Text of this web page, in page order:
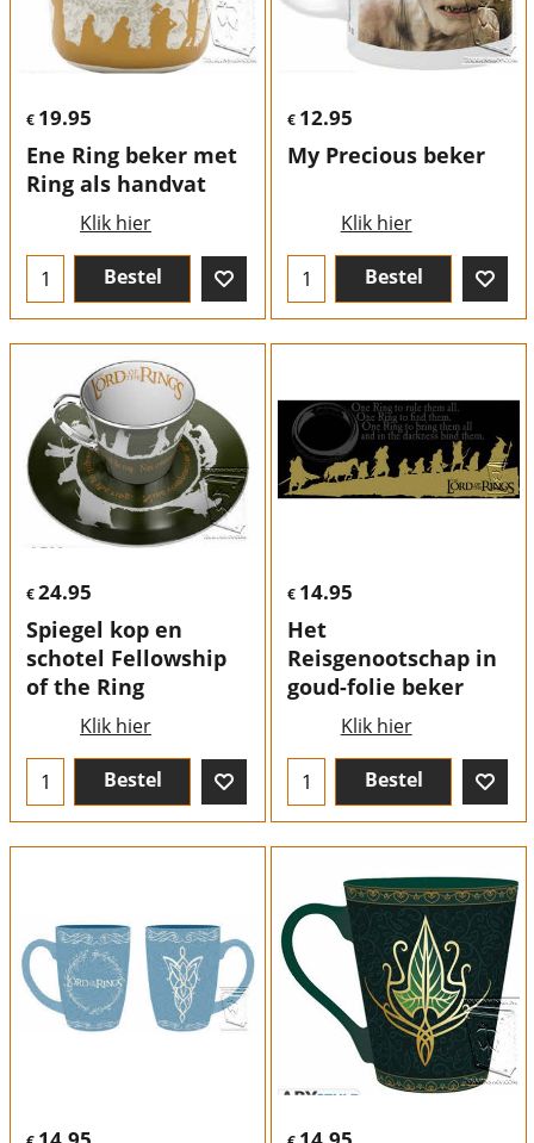
€ 19.95
Ene Ring beker met
Ring als handvat
Klik hier
Bestel
€ 12.95
My Precious beker
Klik hier
Bestel
€24.95
Spiegel kop en
schotel Fellowship
of the Ring
Klik hier
Bestel
€ 14.95
Het
Reisgenootschap in
goud-folie beker
Klik hier
Bestel